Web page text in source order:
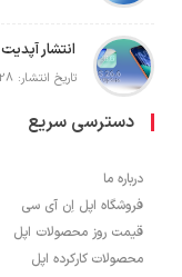
انتشار آپدیت iOS 26.6 و iPadOS 26.6
تاریخ انتشار: 28 جولای 2026
دسترسی سریع
درباره ما
فروشگاه اپل اِن آی سی
قیمت روز محصولات اپل
محصولات کارکرده اپل